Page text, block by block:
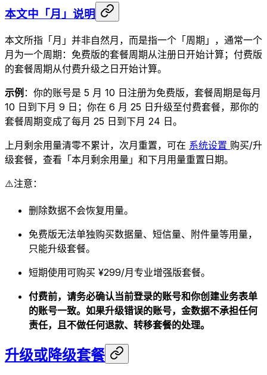
本文中「月」说明
本文所指「月」并非自然月，而是指一个「周期」，通常一个
月为一个周期：免费版的套餐周期从注册日开始计算；付费版
的套餐周期从付费升级之日开始计算。
示例 ：你的账号是 5 月 10 日注册为免费版，套餐周期是每月
10 日到下月 9 日；你在 6 月 25 日升级至付费套餐，那你的
套餐周期变成了每月 25 日到下月 24 日。
上月剩余用量清零不累计，次月重置，可在 系统设置 购买/升
级套餐，查看「本月剩余用量」和下月用量重置日期。
⚠️注意：
删除数据不会恢复用量。
免费版无法单独购买数据量、短信量、附件量等用量，
只能升级套餐。
短期使用可购买 ¥299/月专业增强版套餐。
付费前，请务必确认当前登录的账号和你创建业务表单
的账号一致。如果升级错误的账号，金数据不承担任何
责任，且不做任何退款、转移套餐的处理。
升级或降级套餐